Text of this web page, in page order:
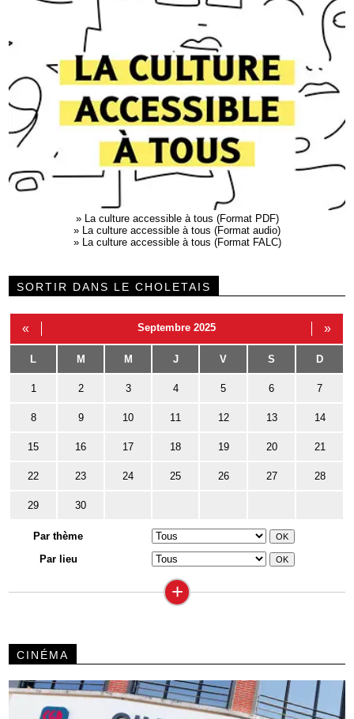
»
La culture accessible à tous (Format PDF)
»
La culture accessible à tous (Format audio)
»
La culture accessible à tous (Format FALC)
SORTIR DANS LE CHOLETAIS
« Septembre 2025 »
L M M J V S D
1 2 3 4 5 6 7
8 9 10 11 12 13 14
15 16 17 18 19 20 21
22 23 24 25 26 27 28
29 30
Par thème
Par lieu
+
CINÉMA